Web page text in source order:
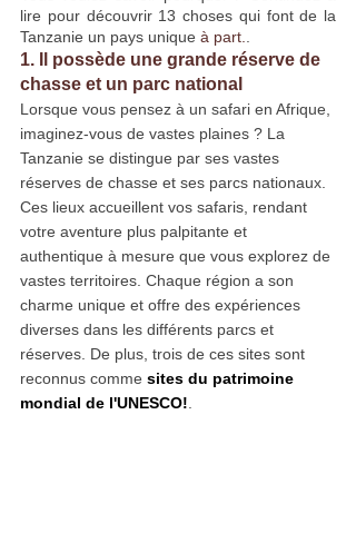
lire pour découvrir 13 choses qui font de la
Tanzanie un pays unique à part.
1. Il possède une grande réserve de
chasse et un parc national
Lorsque vous pensez à un safari en Afrique,
imaginez-vous de vastes plaines ? La
Tanzanie se distingue par ses vastes
réserves de chasse et ses parcs nationaux.
Ces lieux accueillent vos safaris, rendant
votre aventure plus palpitante et
authentique à mesure que vous explorez de
vastes territoires. Chaque région a son
charme unique et offre des expériences
diverses dans les différents parcs et
réserves. De plus, trois de ces sites sont
reconnus comme sites du patrimoine
mondial de l'UNESCO!